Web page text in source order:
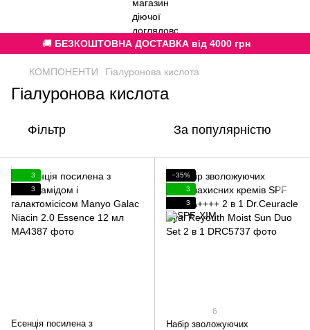
🚚 БЕЗКОШТОВНА ДОСТАВКА від 4000 грн
КОМПОНЕНТИ Гіалуронова кислота
Гіалуронова кислота
Фільтр За популярністю
3
3
Есенція посилена з
−35%
3
3
6
Набір зволожуючих